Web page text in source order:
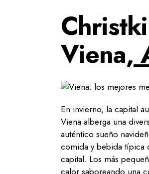
Viena,
En invierno, la capital
Viena alberga una
auténtico sueño
comida y bebida típica
capital. Los más
calor saboreando una